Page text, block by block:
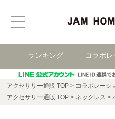
ランキング コラボ
アクセサリー通販 TOP コラボレーシ
アクセサリー通販 TOP
ネックレス